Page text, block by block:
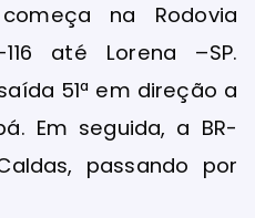
na Rodovia
116 até Lorena –SP.
51ª em direção a
Em seguida, a BR-
passando por